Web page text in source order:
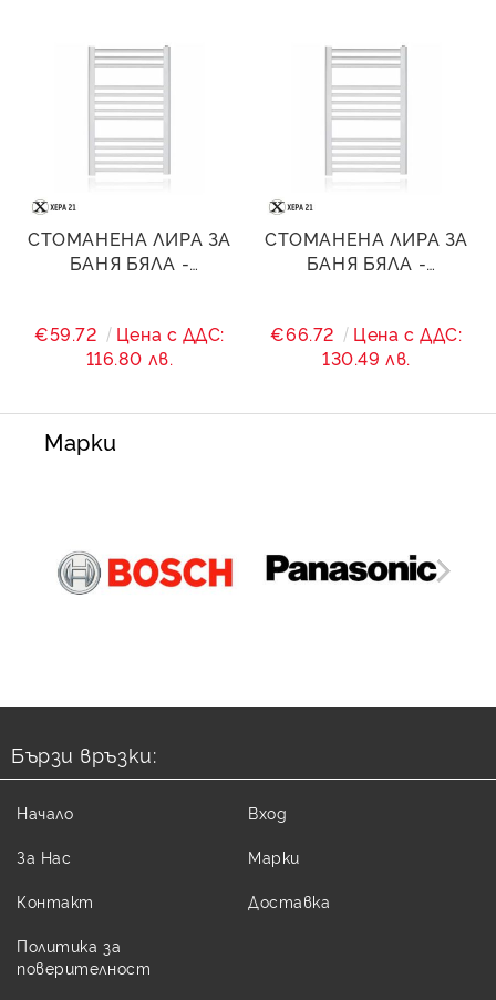
СТОМАНЕНА ЛИРА ЗА
БАНЯ БЯЛА -
€59.72
Цена с ДДС:
116.80 лв.
СТОМАНЕНА ЛИРА ЗА
БАНЯ БЯЛА -
€66.72
Цена с ДДС:
130.49 лв.
Марки
Бързи връзки:
Начало
За Нас
Контакт
Политика за
поверителност
Вход
Марки
Доставка